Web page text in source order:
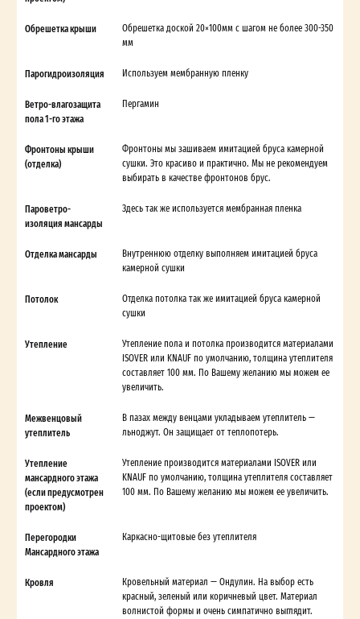
Обрешетка крыши
Обрешетка доской 20×100мм с шагом не более 300-350
мм
Парогидроизоляция Используем мембранную пленку
Ветро-влагозащита
пола 1-го этажа
Пергамин
Фронтоны крыши
(отделка)
Фронтоны мы зашиваем имитацией бруса камерной
сушки. Это красиво и практично. Мы не рекомендуем
выбирать в качестве фронтонов брус.
Пароветро-
изоляция мансарды
Здесь так же используется мембранная пленка
Отделка мансарды
Внутреннюю отделку выполняем имитацией бруса
камерной сушки
Потолок
Отделка потолка так же имитацией бруса камерной
сушки
Утепление
Утепление пола и потолка производится материалами
ISOVER или KNAUF по умолчанию, толщина утеплителя
составляет 100 мм. По Вашему желанию мы можем ее
увеличить.
Межвенцовый
утеплитель
В пазах между венцами укладываем утеплитель —
льноджут. Он защищает от теплопотерь.
Утепление
мансардного этажа
(если предусмотрен
проектом)
Утепление производится материалами ISOVER или
KNAUF по умолчанию, толщина утеплителя составляет
100 мм. По Вашему желанию мы можем ее увеличить.
Перегородки
Мансардного этажа
Каркасно-щитовые без утеплителя
Кровля
Кровельный материал — Ондулин. На выбор есть
красный, зеленый или коричневый цвет. Материал
волнистой формы и очень симпатично выглядит.